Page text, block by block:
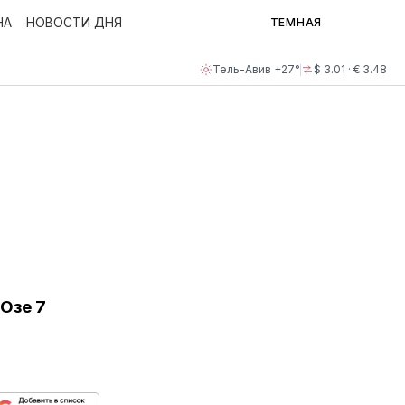
Тель-Авив +27° $ 3.01 · € 3.48
НОВОСТИ ДНЯ ТЕМНАЯ
7